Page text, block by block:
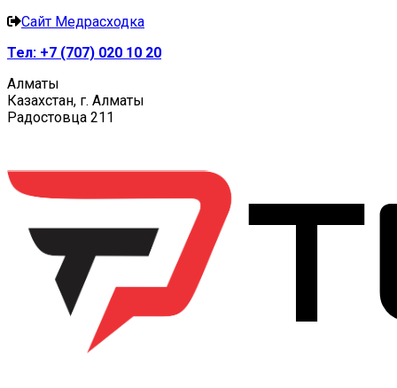
Сайт Медрасходка
Тел: +7 (707) 020 10 20
Алматы
Казахстан, г. Алматы
Радостовца 211